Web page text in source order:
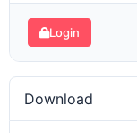
Login
Download